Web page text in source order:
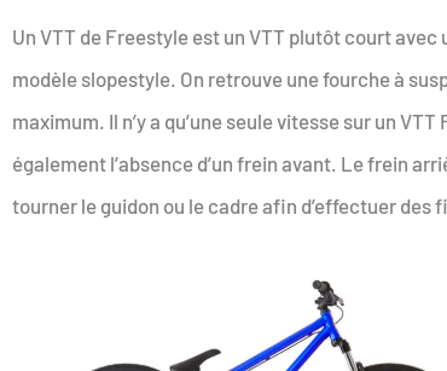
Un VTT de Freestyle est un VTT plutôt court
modèle slopestyle. On retrouve une fourche à
maximum. Il n’y a qu’une seule vitesse sur un
également l’absence d’un frein avant. Le frein
tourner le guidon ou le cadre afin d’effectuer des